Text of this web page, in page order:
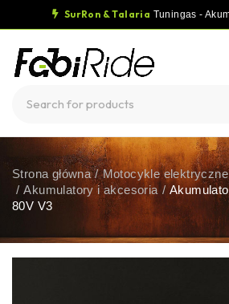
SurRon & Talaria Tuningas -
Strona główna / Motocykle elektryczne
/ Akumulatory i akcesoria /
80V V3